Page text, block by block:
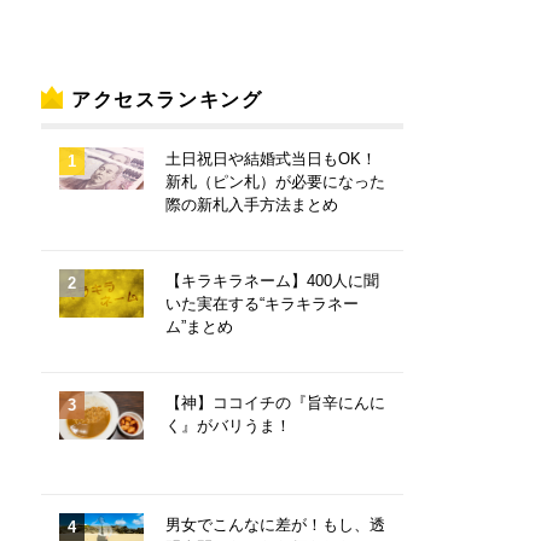
アクセスランキング
土日祝日や結婚式当日もOK！
新札（ピン札）が必要になった
際の新札入手方法まとめ
【キラキラネーム】400人に聞
いた実在する“キラキラネー
ム”まとめ
【神】ココイチの『旨辛にんに
く』がバリうま！
男女でこんなに差が！もし、透